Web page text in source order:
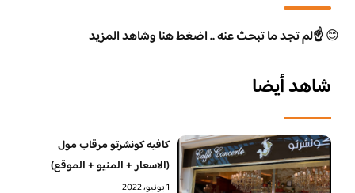
😊☝️لم تجد ما تبحث عنه .. اضغط هنا وشاهد المزيد
شاهد أيضا
كافيه كونشرتو مرقاب مول
(الاسعار + المنيو + الموقع)
1 يونيو، 2022